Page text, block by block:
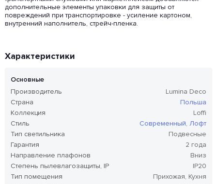
дополнительные элементы упаковки для защиты от
повреждений при транспортировке - усиление картоном,
внутренний наполнитель, стрейч-пленка.
Характеристики
Основные
Производитель
Lumina Deco
Страна
Польша
Коллекция
Loffi
Стиль
Современный, Лофт
Тип светильника
Подвесные
Гарантия
2 года
Направление плафонов
Вниз
Степень пылевлагозащиты, IP
IP20
Тип помещения
Прихожая, Кухня